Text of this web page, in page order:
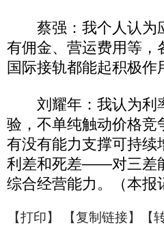
蔡强：我个人认为
有佣金、营运费用等，
国际接轨都能起积极作
刘耀年：我认为利
验，不单纯触动价格竞
有没有能力支撑可持
利差和死差――对三差
综合经营能力。（本报
【打印】 【复制链接】【